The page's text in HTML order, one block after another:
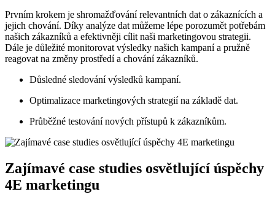
Prvním krokem je shromažďování relevantních dat o zákaznících a
jejich chování. Díky analýze dat můžeme lépe porozumět potřebám
našich zákazníků a efektivněji cílit naši marketingovou strategii.
Dále je důležité monitorovat výsledky našich kampaní a pružně
reagovat na změny prostředí a chování zákazníků.
Důsledné sledování výsledků kampaní.
Optimalizace marketingových strategií na základě dat.
Průběžné testování nových přístupů k zákazníkům.
Zajímavé case studies osvětlující úspěchy
4E marketingu